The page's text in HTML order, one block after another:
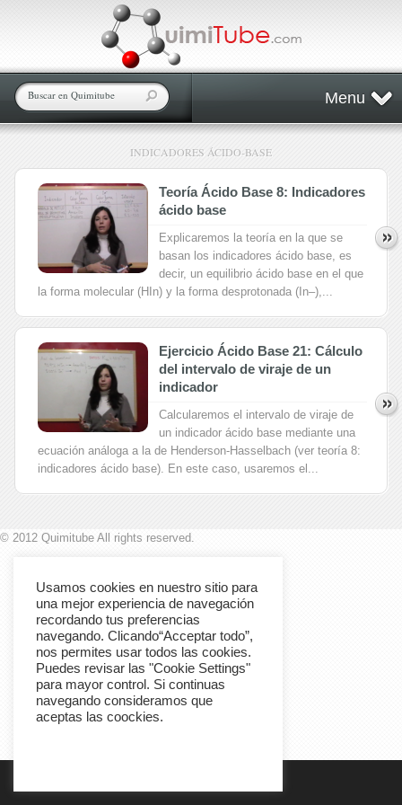
Menu
INDICADORES ÁCIDO-BASE
Teoría Ácido Base 8: Indicadores
ácido base
Explicaremos la teoría en la que se
basan los indicadores ácido base, es
decir, un equilibrio ácido base en el que
la forma molecular (HIn) y la forma desprotonada (In–),...
Ejercicio Ácido Base 21: Cálculo
del intervalo de viraje de un
indicador
Calcularemos el intervalo de viraje de
un indicador ácido base mediante una
ecuación análoga a la de Henderson-Hasselbach (ver teoría 8:
indicadores ácido base). En este caso, usaremos el...
© 2012 Quimitube All rights reserved.
Usamos cookies en nuestro sitio para
una mejor experiencia de navegación
recordando tus preferencias
navegando. Clicando“Acceptar todo”,
nos permites usar todos las cookies.
Puedes revisar las "Cookie Settings"
para mayor control. Si continuas
navegando consideramos que
aceptas las coockies.